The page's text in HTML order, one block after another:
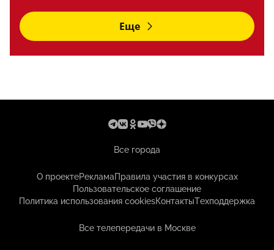
Еще
Все города
О проектеРекламаПравила участия в конкурсах
Пользовательское соглашение
Политика использования cookiesКонтактыТехподдержка
Все телепередачи в Москве